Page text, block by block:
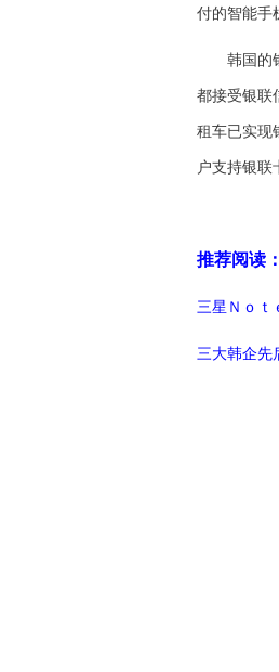
付的智能手
韩国的银
都接受银联
租车已实现
户支持银联
推荐阅读：
三星Ｎｏｔ
三大韩企先